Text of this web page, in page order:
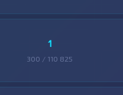
1
300 / 110 825